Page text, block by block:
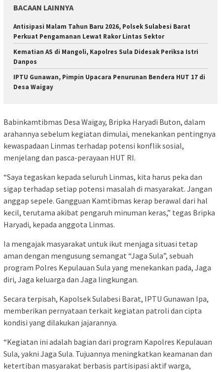
BACAAN LAINNYA
Antisipasi Malam Tahun Baru 2026, Polsek Sulabesi Barat
Perkuat Pengamanan Lewat Rakor Lintas Sektor
Kematian AS di Mangoli, Kapolres Sula Didesak Periksa Istri
Danpos
IPTU Gunawan, Pimpin Upacara Penurunan Bendera HUT 17 di
Desa Waigay
Babinkamtibmas Desa Waigay, Bripka Haryadi Buton, dalam
arahannya sebelum kegiatan dimulai, menekankan pentingnya
kewaspadaan Linmas terhadap potensi konflik sosial,
menjelang dan pasca-perayaan HUT RI.
“Saya tegaskan kepada seluruh Linmas, kita harus peka dan
sigap terhadap setiap potensi masalah di masyarakat. Jangan
anggap sepele. Gangguan Kamtibmas kerap berawal dari hal
kecil, terutama akibat pengaruh minuman keras,” tegas Bripka
Haryadi, kepada anggota Linmas.
Ia mengajak masyarakat untuk ikut menjaga situasi tetap
aman dengan mengusung semangat “Jaga Sula”, sebuah
program Polres Kepulauan Sula yang menekankan pada, Jaga
diri, Jaga keluarga dan Jaga lingkungan.
Secara terpisah, Kapolsek Sulabesi Barat, IPTU Gunawan Ipa,
memberikan pernyataan terkait kegiatan patroli dan cipta
kondisi yang dilakukan jajarannya.
“Kegiatan ini adalah bagian dari program Kapolres Kepulauan
Sula, yakni Jaga Sula. Tujuannya meningkatkan keamanan dan
ketertiban masyarakat berbasis partisipasi aktif warga,